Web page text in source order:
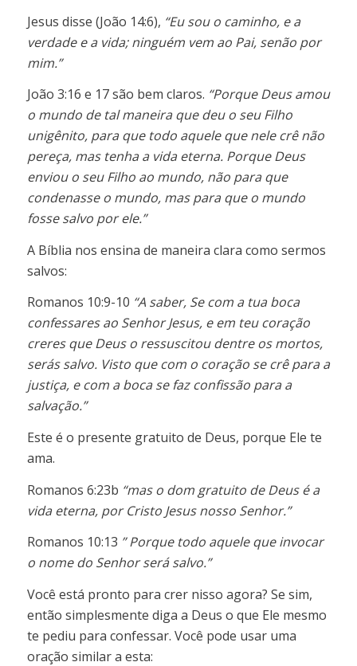
Jesus disse (João 14:6), “Eu sou o caminho, e a
verdade e a vida; ninguém vem ao Pai, senão por
mim.”
João 3:16 e 17 são bem claros. “Porque Deus amou
o mundo de tal maneira que deu o seu Filho
unigênito, para que todo aquele que nele crê não
pereça, mas tenha a vida eterna. Porque Deus
enviou o seu Filho ao mundo, não para que
condenasse o mundo, mas para que o mundo
fosse salvo por ele.”
A Bíblia nos ensina de maneira clara como sermos
salvos:
Romanos 10:9-10 “A saber, Se com a tua boca
confessares ao Senhor Jesus, e em teu coração
creres que Deus o ressuscitou dentre os mortos,
serás salvo. Visto que com o coração se crê para a
justiça, e com a boca se faz confissão para a
salvação.”
Este é o presente gratuito de Deus, porque Ele te
ama.
Romanos 6:23b “mas o dom gratuito de Deus é a
vida eterna, por Cristo Jesus nosso Senhor.”
Romanos 10:13 ” Porque todo aquele que invocar
o nome do Senhor será salvo.”
Você está pronto para crer nisso agora? Se sim,
então simplesmente diga a Deus o que Ele mesmo
te pediu para confessar. Você pode usar uma
oração similar a esta: